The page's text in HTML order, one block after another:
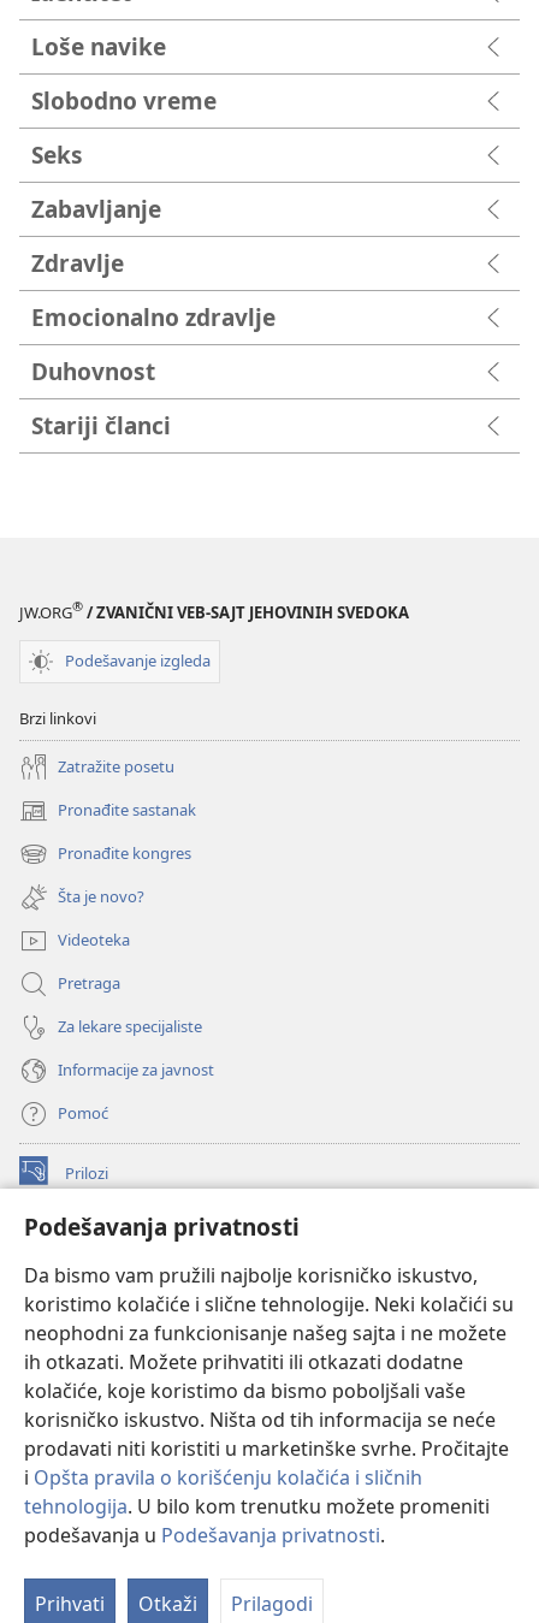
Podešavanja privatnosti
Da bismo vam pružili najbolje korisničko iskustvo,
koristimo kolačiće i slične tehnologije. Neki kolačići su
neophodni za funkcionisanje našeg sajta i ne možete
ih otkazati. Možete prihvatiti ili otkazati dodatne
kolačiće, koje koristimo da bismo poboljšali vaše
korisničko iskustvo. Ništa od tih informacija se neće
prodavati niti koristiti u marketinške svrhe. Pročitajte
i Opšta pravila o korišćenju kolačića i sličnih
tehnologija. U bilo kom trenutku možete promeniti
podešavanja u Podešavanja privatnosti.
Prihvati Otkaži Prilagodi
Loše navike
Slobodno vreme
Seks
Zabavljanje
Zdravlje
Emocionalno zdravlje
Duhovnost
Stariji članci
JW.ORG® / ZVANIČNI VEB-SAJT JEHOVINIH SVEDOKA
Podešavanje izgleda
Brzi linkovi
Zatražite posetu
Pronađite sastanak
(otvara
novi
prozor)
Pronađite kongres
(otvara
novi
prozor)
Šta je novo?
Videoteka
Pretraga
Za lekare specijaliste
Informacije za javnost
Pomoć
Prilozi
(otvara
prozor)ONLAJN BIBLIOTEKA Watchtower
novi
prozor)JW Hub®
(otvara
novi
prozor)
®
Watchtower Library®
Copyright© 2026 Watch Tower Bible and Tract Society of Pennsylvania.
PRAVILA KORIŠĆENJA|PRIVATNOST| PODEŠAVANjE PRIVATNOSTI